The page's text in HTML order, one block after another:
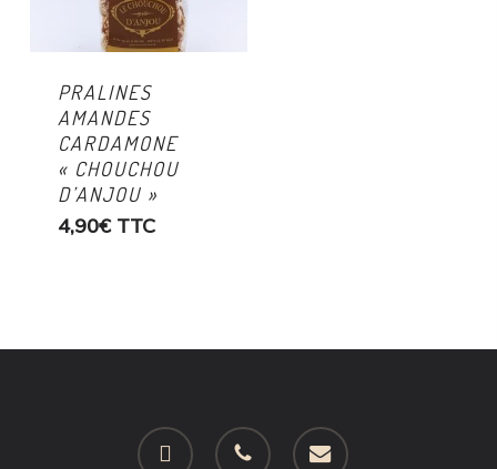
PRALINES
AMANDES
CARDAMONE
« CHOUCHOU
D’ANJOU »
4,90€ TTC
facebook phone email